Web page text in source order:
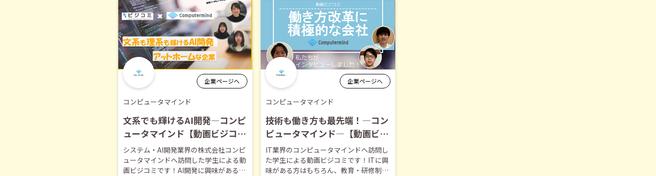
企業ページへ
コンピュータマインド
文系でも輝けるAI開発―コンピ
ュータマインド【動画ビジコ
ミ】―2月訪問
システム・AI開発業界の株式会社コンピ
ュータマインドへ訪問した学生による動
画ビジコミです！AI開発に興味がある方
企業ページへ
コンピュータマインド
技術も働き方も最先端！―コン
ピュータマインド―【動画ビジ
コミ】5月訪問
IT業界のコンピュータマインドへ訪問し
た学生による動画ビジコミです！ITに興
味がある方はもちろん、教育・研修制度